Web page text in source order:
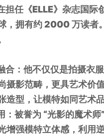
担任《ELLE》杂志国
，拥有约 2000 万读者
合：他不仅仅是拍摄衣
摄影范畴，更具艺术价
造型，让模特如同艺术品
被誉为 “光影的魔术
增强模特立体感，利用